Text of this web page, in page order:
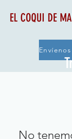
EL COQUI DE
No